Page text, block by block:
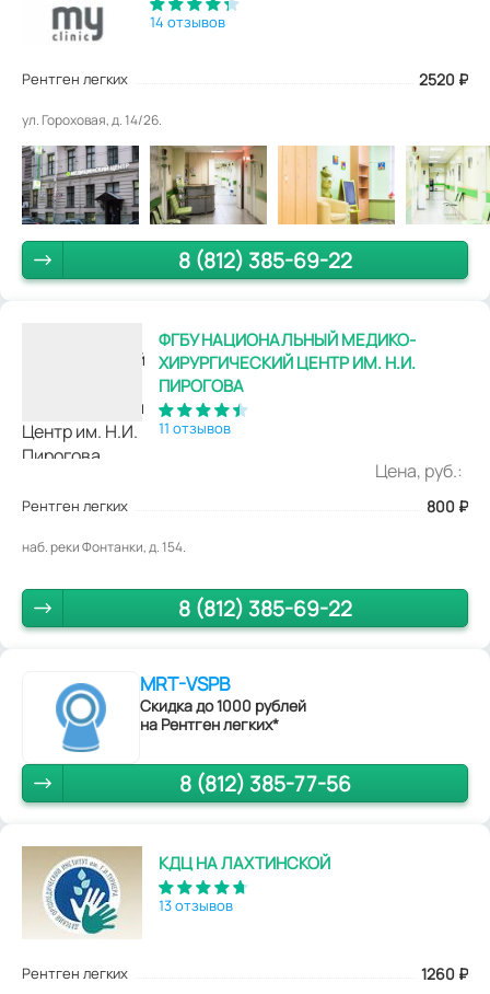
14 отзывов
Рентген легких 2520 ₽
ул. Гороховая, д. 14/26.
8 (812) 385-69-22
ФГБУ НАЦИОНАЛЬНЫЙ МЕДИКО-
ХИРУРГИЧЕСКИЙ ЦЕНТР ИМ. Н.И.
ПИРОГОВА
11 отзывов
Цена, руб.:
Рентген легких 800 ₽
наб. реки Фонтанки, д. 154.
8 (812) 385-69-22
MRT-VSPB
Скидка до 1000 рублей
на Рентген легких*
8 (812) 385-77-56
КДЦ НА ЛАХТИНСКОЙ
13 отзывов
Рентген легких 1260 ₽